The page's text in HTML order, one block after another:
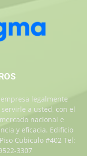
legalmente
a usted, con el
nacional e
y eficacia. Edificio
Cubiculo #402 Tel:
3307